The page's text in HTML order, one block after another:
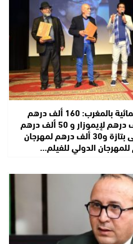
دعم المهرجانات السينمائية بالمغرب: 160 ألف درهم
لمهرجان فاس و80 ألف درهم لإيموزار و 50 ألف درهم
لمهرجان سينما المقهى بتازة و30 ألف درهم لمهرجان